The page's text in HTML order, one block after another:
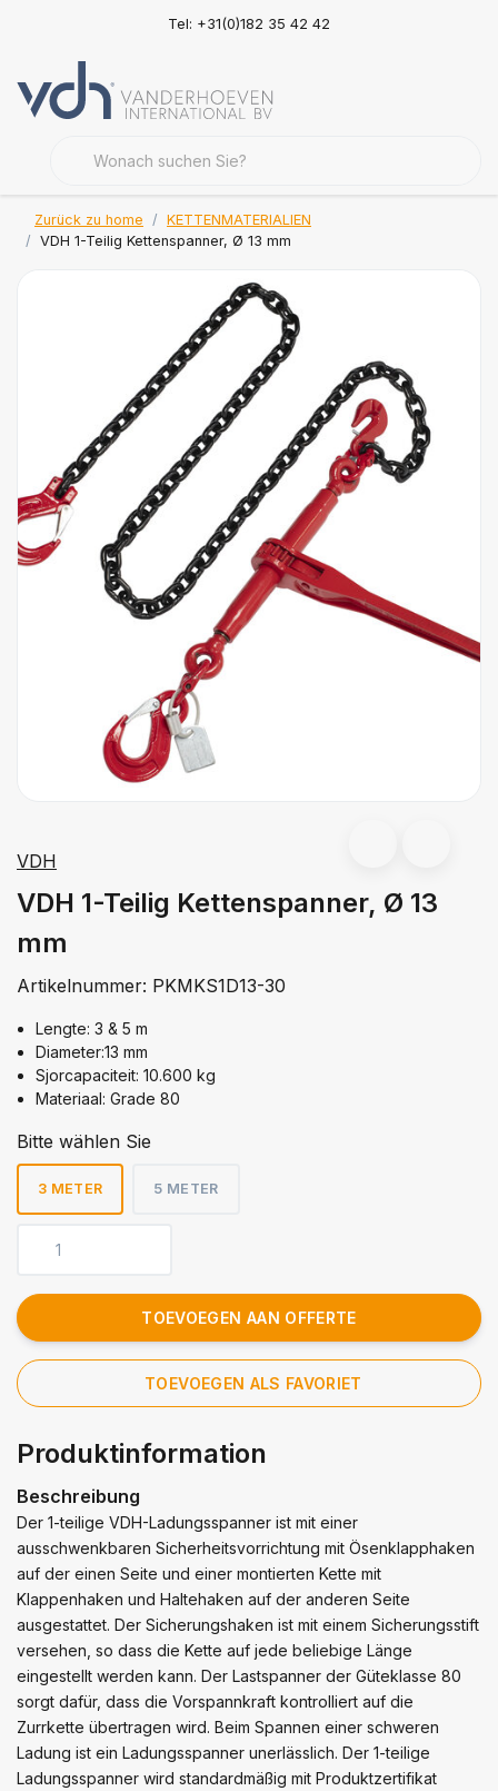
Tel: +31(0)182 35 42 42
Zurück zu home
KETTENMATERIALIEN
VDH 1-Teilig Kettenspanner, Ø 13 mm
VDH
VDH 1-Teilig Kettenspanner, Ø 13
mm
Artikelnummer: PKMKS1D13-30
Lengte: 3 & 5 m
Diameter:13 mm
Sjorcapaciteit: 10.600 kg
Materiaal: Grade 80
Bitte wählen Sie
3 METER 5 METER
TOEVOEGEN AAN OFFERTE
TOEVOEGEN ALS FAVORIET
Produktinformation
Beschreibung
Der 1-teilige VDH-Ladungsspanner ist mit einer
ausschwenkbaren Sicherheitsvorrichtung mit Ösenklapphaken
auf der einen Seite und einer montierten Kette mit
Klappenhaken und Haltehaken auf der anderen Seite
ausgestattet. Der Sicherungshaken ist mit einem Sicherungsstift
versehen, so dass die Kette auf jede beliebige Länge
eingestellt werden kann. Der Lastspanner der Güteklasse 80
sorgt dafür, dass die Vorspannkraft kontrolliert auf die
Zurrkette übertragen wird. Beim Spannen einer schweren
Ladung ist ein Ladungsspanner unerlässlich. Der 1-teilige
Ladungsspanner wird standardmäßig mit Produktzertifikat